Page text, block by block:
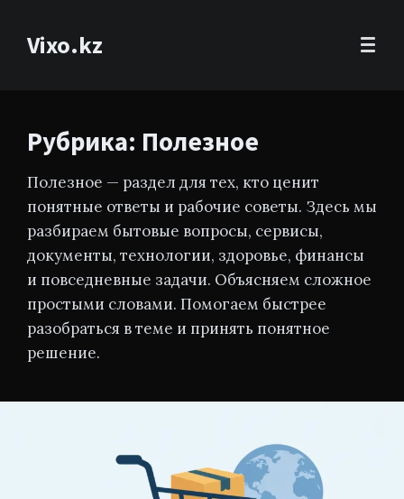
Vixo.kz
Рубрика: Полезное
Полезное — раздел для тех, кто ценит
понятные ответы и рабочие советы. Здесь мы
разбираем бытовые вопросы, сервисы,
документы, технологии, здоровье, финансы
и повседневные задачи. Объясняем сложное
простыми словами. Помогаем быстрее
разобраться в теме и принять понятное
решение.